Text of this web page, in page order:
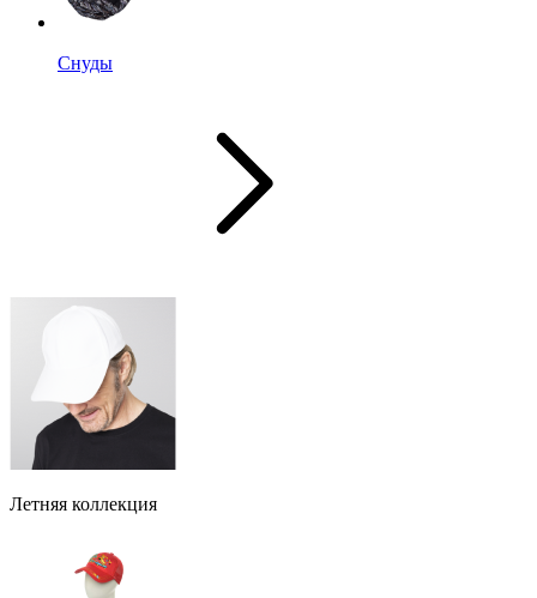
Снуды
Летняя коллекция